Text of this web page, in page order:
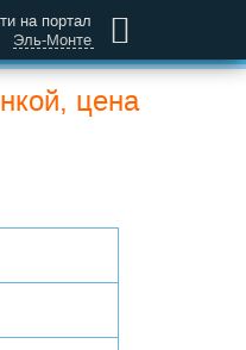
на портал
Эль-Монте
цена